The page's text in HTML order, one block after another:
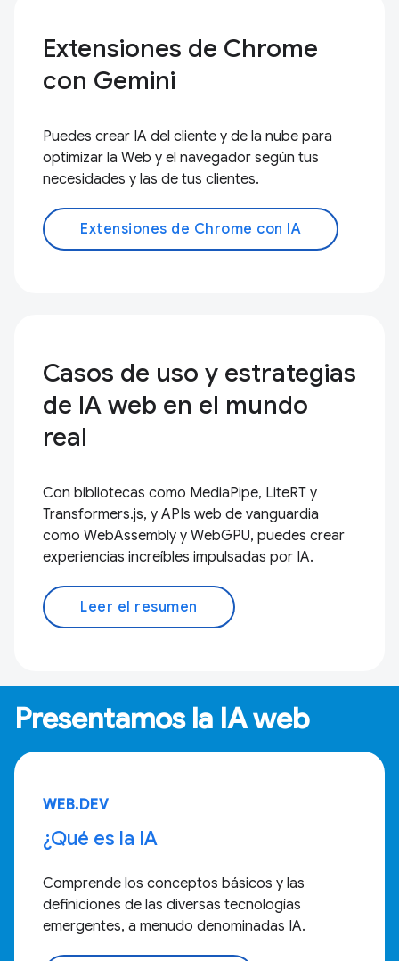
Extensiones de Chrome
con Gemini
Puedes crear IA del cliente y de la nube para
optimizar la Web y el navegador según tus
necesidades y las de tus clientes.
Extensiones de Chrome con IA
Casos de uso y estrategias
de IA web en el mundo
real
Con bibliotecas como MediaPipe, LiteRT y
Transformers.js, y APIs web de vanguardia
como WebAssembly y WebGPU, puedes crear
experiencias increíbles impulsadas por IA.
Leer el resumen
Presentamos la IA web
WEB.DEV
¿Qué es la IA
Comprende los conceptos básicos y las
definiciones de las diversas tecnologías
emergentes, a menudo denominadas IA.